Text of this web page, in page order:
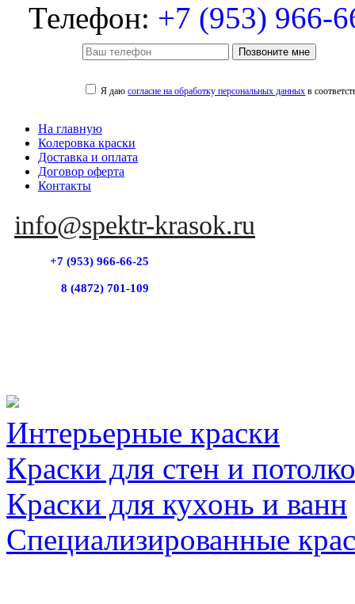
Телефон: +7 (953) 966-
Позвоните мне
Я даюсогласие на обработку персональных данных в
На главную
Колеровка краски
Доставка и оплата
Договор оферта
Контакты
info@spektr-krasok.ru
+7 (953) 966-66-25
8 (4872) 701-109
Интерьерные краски
Краски для стен и
Краски для кухонь и ванн
Специализированные